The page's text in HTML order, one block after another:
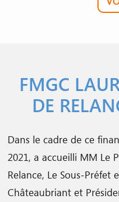
FMGC
DE
Dans le cadre de ce
2021, a accueilli MM Le
Relance, Le Sous-Préfet
Châteaubriant et